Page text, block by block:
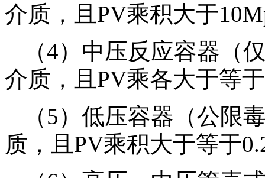
介质，且PV乘积大于
（4）中压反应容器（
介质，且PV乘各大于等
（5）低压容器（公限
质，且PV乘积大于等于